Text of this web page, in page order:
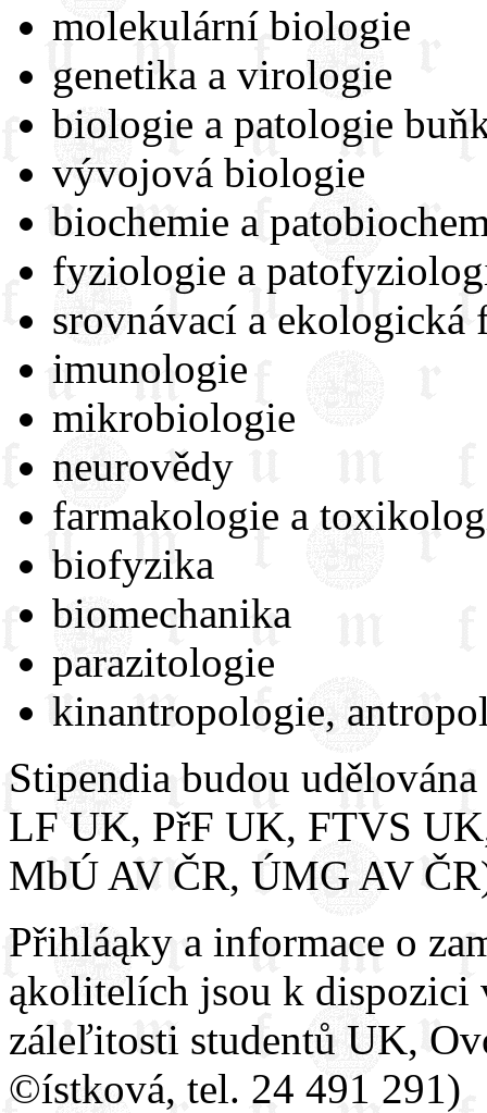
molekulární biologie
genetika a virologie
biologie a patologie
vývojová biologie
biochemie a
fyziologie a
srovnávací a ekologická
imunologie
mikrobiologie
neurovědy
farmakologie a
biofyzika
biomechanika
parazitologie
kinantropologie,
Stipendia budou
LF UK, PřF UK, FTVS
MbÚ AV ČR, ÚMG AV
Přihláąky a informace o
ąkolitelích jsou k dispozici
záleľitosti studentů UK,
©ístková, tel. 24 491 291)